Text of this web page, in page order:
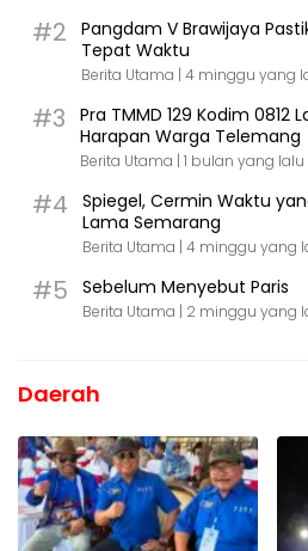
#2
Pangdam V Brawijaya
Tepat Waktu
Berita Utama | 4 minggu yang
#3
Pra TMMD 129 Kodim 0812
Harapan Warga Telemang
Berita Utama | 1 bulan yang lalu
#4
Spiegel, Cermin Waktu
Lama Semarang
Berita Utama | 4 minggu yang
#5 Sebelum Menyebut Paris
Berita Utama | 2 minggu yang
Daerah